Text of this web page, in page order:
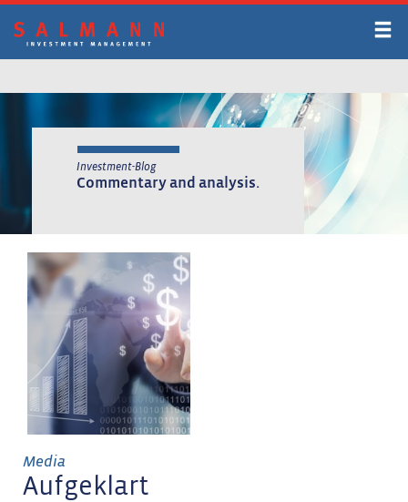
to
main
content
Investment-Blog
Commentary and analysis.
Media
Aufgeklart